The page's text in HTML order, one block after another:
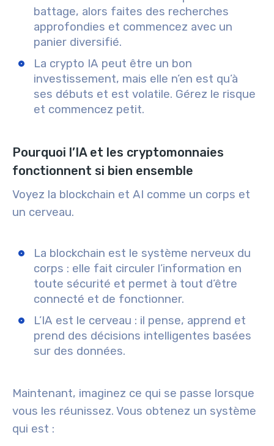
battage, alors faites des recherches
approfondies et commencez avec un
panier diversifié.
La crypto IA peut être un bon
investissement, mais elle n’en est qu’à
ses débuts et est volatile. Gérez le risque
et commencez petit.
Pourquoi l’IA et les cryptomonnaies
fonctionnent si bien ensemble
Voyez la blockchain et AI comme un corps et
un cerveau.
La blockchain est le système nerveux du
corps : elle fait circuler l’information en
toute sécurité et permet à tout d’être
connecté et de fonctionner.
L’IA est le cerveau : il pense, apprend et
prend des décisions intelligentes basées
sur des données.
Maintenant, imaginez ce qui se passe lorsque
vous les réunissez. Vous obtenez un système
qui est :